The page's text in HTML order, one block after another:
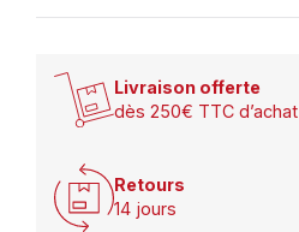
Livraison offerte
dès 250€ TTC d’achat
Retours
14 jours